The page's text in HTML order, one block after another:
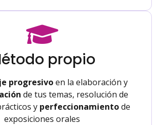
propio
progresivoen la elaboración y
de tus temas, resolución de
y perfeccionamientode
exposiciones orales